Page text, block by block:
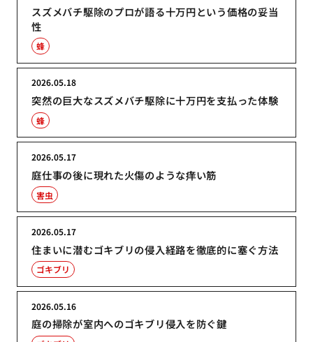
スズメバチ駆除のプロが語る十万円という価格の妥当
性
蜂
突然の巨大なスズメバチ駆除に十万円を支払った体験
2026.05.18
蜂
庭仕事の後に現れた火傷のような痒い筋
2026.05.17
害虫
住まいに潜むゴキブリの侵入経路を徹底的に塞ぐ方法
2026.05.17
ゴキブリ
庭の掃除が室内へのゴキブリ侵入を防ぐ鍵
2026.05.16